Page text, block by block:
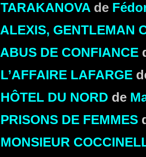
TARAKANOVA de
ALEXIS, GENTLEMAN
ABUS DE CONFIANCE
L’AFFAIRE LAFARGE
HÔTEL DU NORD de
PRISONS DE FEMMES
MONSIEUR